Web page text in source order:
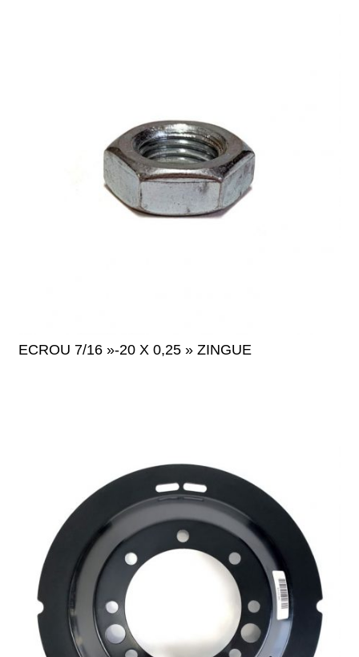
ECROU 7/16 »-20 X 0,25 » ZINGUE